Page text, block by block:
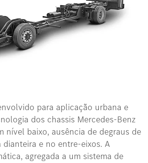
para aplicação urbana e
dos chassis Mercedes-Benz
nível baixo, ausência de degraus de
e no entre-eixos. A
agregada a um sistema de